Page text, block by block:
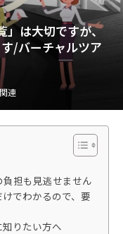
」は大切ですが、
/バーチャルツア
連
担も見逃せません
けでわかるので、要
りたい方へ